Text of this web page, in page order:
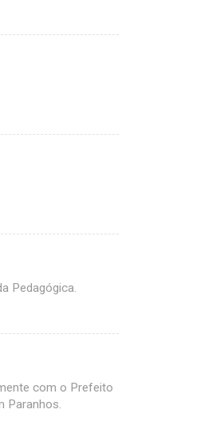
Pedagógica.
com o Prefeito
Paranhos.